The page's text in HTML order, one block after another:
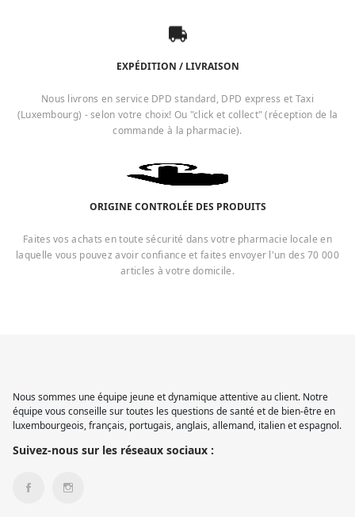
EXPÉDITION / LIVRAISON
Nous livrons en service DPD standard, DPD express et Taxi
(Luxembourg) - selon votre choix! Ou "click et collect" (réception de la
commande à la pharmacie).
ORIGINE CONTROLÉE DES PRODUITS
Faites vos achats en toute sécurité dans votre pharmacie locale en
laquelle vous pouvez avoir confiance et faites envoyer l'un des 70 000
articles à votre domicile.
Nous sommes une équipe jeune et dynamique attentive au client. Notre
équipe vous conseille sur toutes les questions de santé et de bien-être en
luxembourgeois, français, portugais, anglais, allemand, italien et espagnol.
Suivez-nous sur les réseaux sociaux :